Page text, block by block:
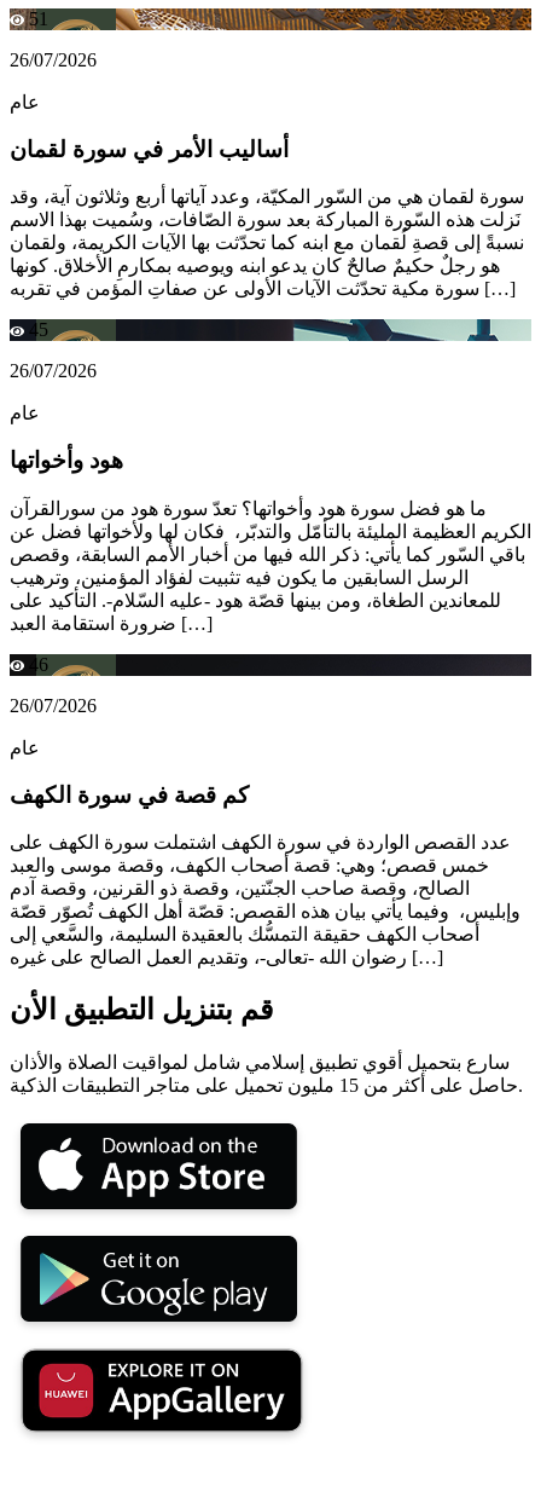
51
26/07/2026
عام
أساليب الأمر في سورة لقمان
سورة لقمان هي من السّور المكيّة، وعدد آياتها أربع وثلاثون آية، وقد
نَزلت هذه السّورة المباركة بعد سورة الصّافات، وسُميت بهذا الاسم
نسبةً إلى قصةِ لُقمان مع ابنه كما تحدّثت بها الآيات الكريمة، ولقمان
هو رجلٌ حكيمٌ صالحٌ كان يدعو ابنه ويوصيه بمكارمِ الأخلاق. كونها
سورة مكية تحدّثت الآيات الأولى عن صفاتِ المؤمن في تقربه […]
45
26/07/2026
عام
هود وأخواتها
ما هو فضل سورة هود وأخواتها؟ تعدّ سورة هود من سورالقرآن
الكريم العظيمة المليئة بالتأمّل والتدبّر، فكان لها ولأخواتها فضل عن
باقي السّور كما يأتي: ذكر الله فيها من أخبار الأمم السابقة، وقصص
الرسل السابقين ما يكون فيه تثبيت لفؤاد المؤمنين، وترهيب
للمعاندين الطغاة، ومن بينها قصّة هود -عليه السّلام-. التأكيد على
ضرورة استقامة العبد […]
46
26/07/2026
عام
كم قصة في سورة الكهف
عدد القصص الواردة في سورة الكهف اشتملت سورة الكهف على
خمس قصص؛ وهي: قصة أصحاب الكهف، وقصة موسى والعبد
الصالح، وقصة صاحب الجنّتين، وقصة ذو القرنين، وقصة آدم
وإبليس، وفيما يأتي بيان هذه القصص: قصّة أهل الكهف تُصوّر قصّة
أصحاب الكهف حقيقة التمسُّك بالعقيدة السليمة، والسَّعي إلى
رضوان الله -تعالى-، وتقديم العمل الصالح على غيره […]
قم بتنزيل التطبيق الأن
سارع بتحميل أقوي تطبيق إسلامي شامل لمواقيت الصلاة والأذان
حاصل على أكثر من 15 مليون تحميل على متاجر التطبيقات الذكية.